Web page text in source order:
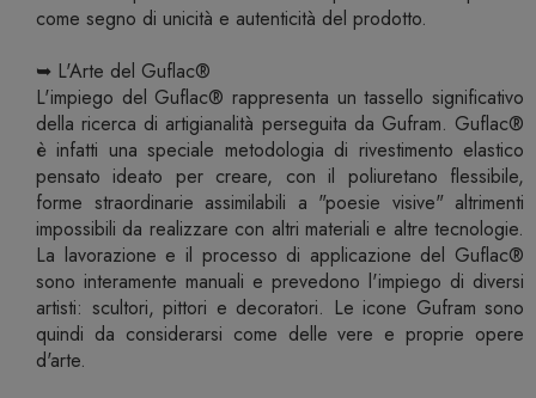
come segno di unicità e autenticità del prodotto.
➥ L'Arte del Guflac®
L'impiego del Guflac® rappresenta un tassello significativo
della ricerca di artigianalità perseguita da Gufram. Guflac®
è infatti una speciale metodologia di rivestimento elastico
pensato ideato per creare, con il poliuretano flessibile,
forme straordinarie assimilabili a "poesie visive" altrimenti
impossibili da realizzare con altri materiali e altre tecnologie.
La lavorazione e il processo di applicazione del Guflac®
sono interamente manuali e prevedono l'impiego di diversi
artisti: scultori, pittori e decoratori. Le icone Gufram sono
quindi da considerarsi come delle vere e proprie opere
d'arte.